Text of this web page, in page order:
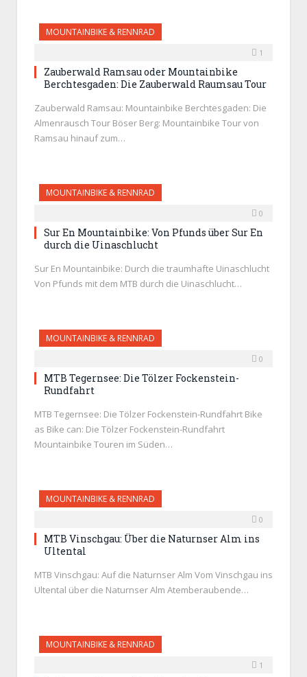
MOUNTAINBIKE & RENNRAD
1
Zauberwald Ramsau oder Mountainbike
Berchtesgaden: Die Zauberwald Raumsau Tour
Zauberwald Ramsau: Mountainbike Berchtesgaden: Die
Almenrausch Tour Böser Berg: Mountainbike Tour von
Ramsau hinauf zum…
MOUNTAINBIKE & RENNRAD
0
Sur En Mountainbike: Von Pfunds über Sur En
durch die Uinaschlucht
Sur En Mountainbike: Durch die traumhafte Uinaschlucht
Von Pfunds mit dem MTB durch die Uinaschlucht…
MOUNTAINBIKE & RENNRAD
0
MTB Tegernsee: Die Tölzer Fockenstein-
Rundfahrt
MTB Tegernsee: Die Tölzer Fockenstein-Rundfahrt Bike
as Bike can: Die Tölzer Fockenstein-Rundfahrt
Mountainbike Touren im Süden…
MOUNTAINBIKE & RENNRAD
0
MTB Vinschgau: Über die Naturnser Alm ins
Ultental
MTB Vinschgau: Auf die Naturnser Alm Vom Vinschgau ins
Ultental über die Naturnser Alm Atemberaubende…
MOUNTAINBIKE & RENNRAD
1